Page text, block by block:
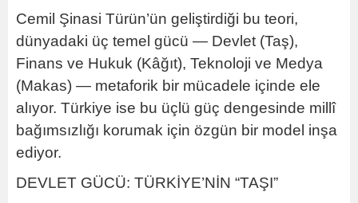
Cemil Şinasi Türün’ün geliştirdiği bu teori,
dünyadaki üç temel gücü — Devlet (Taş),
Finans ve Hukuk (Kâğıt), Teknoloji ve Medya
(Makas) — metaforik bir mücadele içinde ele
alıyor. Türkiye ise bu üçlü güç dengesinde millî
bağımsızlığı korumak için özgün bir model inşa
ediyor.
DEVLET GÜCÜ: TÜRKİYE’NİN “TAŞI”